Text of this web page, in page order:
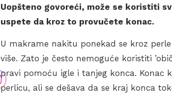
Uopšteno govoreći, može se koristiti
uspete da kroz to provučete konac.
U makrame nakitu ponekad se kroz
više. Zato je često nemoguće koristiti
pravi pomoću igle i tanjeg konca. Konac
perlicu, ali se dešava da se kraj konca